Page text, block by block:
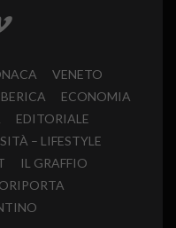
VENETO
ECONOMIA
EDITORIALE
– LIFESTYLE
IL GRAFFIO